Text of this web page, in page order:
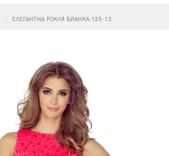
ЕЛЕГАНТНА РОКЛЯ БИАНКА 125-13